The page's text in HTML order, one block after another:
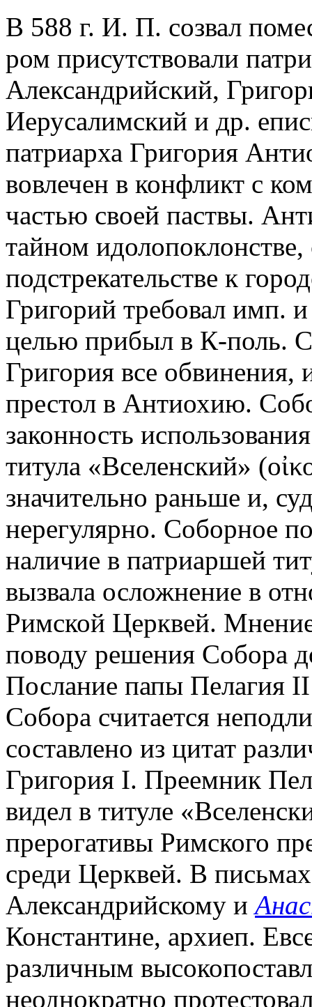
В 588 г. И. П. созвал
ром присутствовали
Александрийский,
Иерусалимский и др.
патриарха Григория
вовлечен в конфликт с
частью своей паствы.
тайном идолопоклонстве,
подстрекательстве к
Григорий требовал имп.
целью прибыл в К-поль.
Григория все обвинения,
престол в Антиохию.
законность
титула «Вселенский»
значительно раньше и,
нерегулярно. Соборное
наличие в патриаршей
вызвала осложнение в
Римской Церквей.
поводу решения Собора
Послание папы Пелагия
Собора считается
составлено из цитат
Григория I. Преемник
видел в титуле
прерогативы Римского
среди Церквей. В
Александрийскому и
Константине, архиеп.
различным
неоднократно